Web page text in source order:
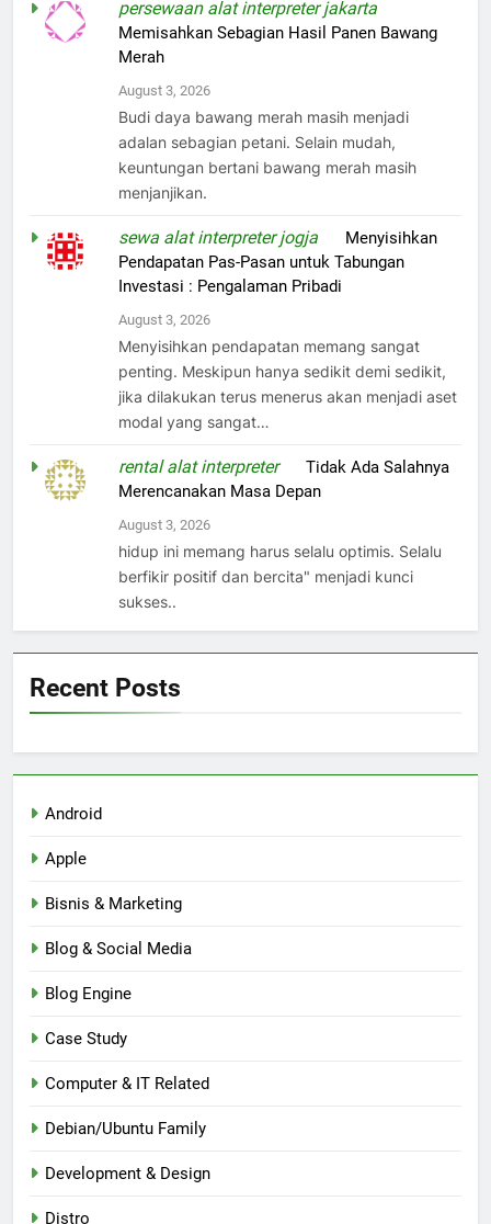
persewaan alat interpreter jakarta
Memisahkan Sebagian Hasil Panen Bawang
Merah
August 3, 2026
Budi daya bawang merah masih menjadi
adalan sebagian petani. Selain mudah,
keuntungan bertani bawang merah masih
menjanjikan.
sewa alat interpreter jogja
Menyisihkan
Pendapatan Pas-Pasan untuk Tabungan
Investasi : Pengalaman Pribadi
August 3, 2026
Menyisihkan pendapatan memang sangat
penting. Meskipun hanya sedikit demi sedikit,
jika dilakukan terus menerus akan menjadi aset
modal yang sangat…
rental alat interpreteronTidak Ada Salahnya
Merencanakan Masa Depan
August 3, 2026
hidup ini memang harus selalu optimis. Selalu
berfikir positif dan bercita" menjadi kunci
sukses..
Recent Posts
Android
Apple
Bisnis & Marketing
Blog & Social Media
Blog Engine
Case Study
Computer & IT Related
Debian/Ubuntu Family
Development & Design
Distro